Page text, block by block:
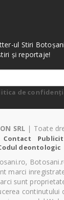
ul Stiri
și reportaje!
de
SRL | Toate
Contact
deontologic
marci
sunt
continutului